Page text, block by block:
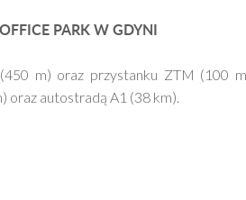
PARK W GDYNI
m) oraz przystanku ZTM (100
oraz autostradą A1 (38 km).